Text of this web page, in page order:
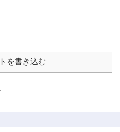
を書き込む